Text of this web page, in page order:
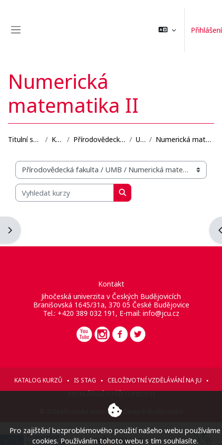
Přihlášení
Otevřít panel bloku
Numerická
matematika II
Titulní stránka Kurzy Přírodovědecká fakulta UMB Numerická matematika II
Organizační struktura kurzů
Vyhledat kurzy
Vyhledat kurzy
Kontakt
Jihočeská univerzita v Českých Budějovicích
Branišovská 1645/31a, 370 05 České Budějovice
Tel.: +420 389 032 191, E-mail: info@jcu.cz
KATALOG KURZŮ IS STAG
CELOŽIVOTNÍ VZDĚLÁVÁNÍ NA JU
© 2026 Jihočeská univerzita v Českých Budějovicích
Pro zajištění bezproblémového použití našeho webu používáme
cookies. Používáním tohoto webu s tím souhlasíte.